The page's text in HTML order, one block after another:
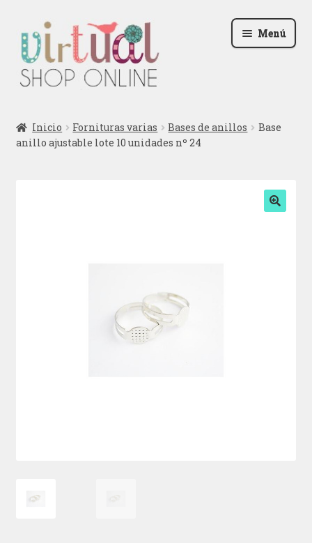
la
navegación
al
contenido
Menú
Podcast
Inicio Fornituras varias Bases de anillos
Base
anillo ajustable lote 10 unidades nº 24